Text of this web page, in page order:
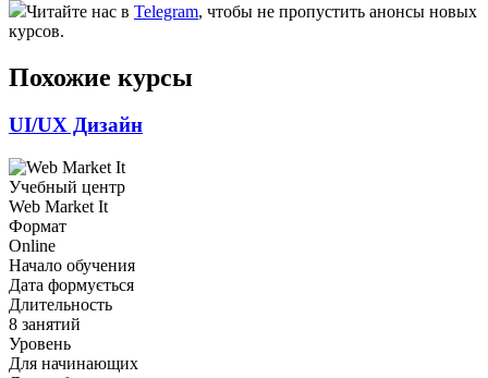
Читайте нас в Telegram, чтобы не пропустить анонсы новых
курсов.
Похожие курсы
UI/UX Дизайн
Учебный центр
Web Market It
Формат
Online
Начало обучения
Дата формується
Длительность
8 занятий
Уровень
Для начинающих